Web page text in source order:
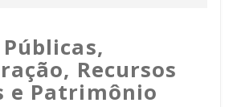
Recursos
e Patrimônio